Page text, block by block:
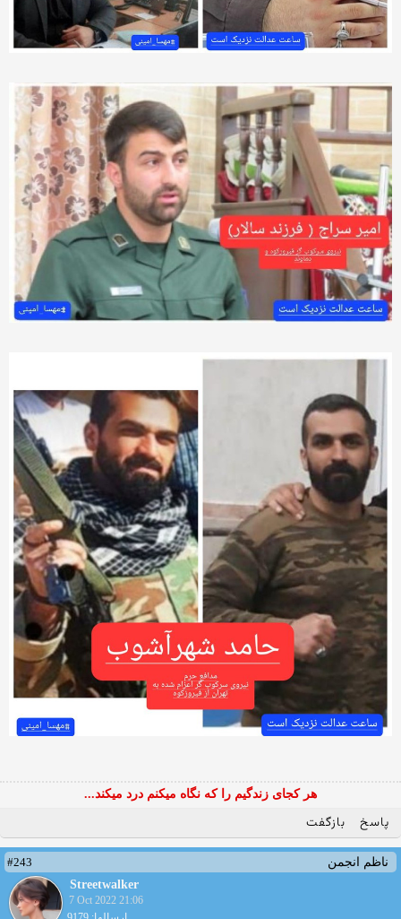
هر کجای زندگیم را که نگاه میکنم درد میکند...
پاسخ بازگفت
ناظم انجمن
#243
Streetwalker
7 Oct 2022 21:06